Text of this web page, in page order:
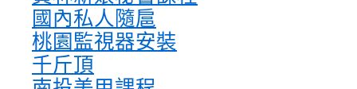
國內私人隨扈
桃園監視器安裝
千斤頂